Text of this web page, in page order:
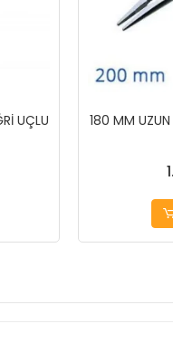
UÇLU
180 MM UZUN